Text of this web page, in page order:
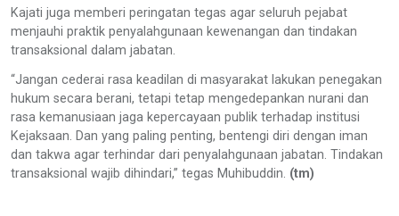
Kajati juga memberi peringatan tegas agar seluruh pejabat
menjauhi praktik penyalahgunaan kewenangan dan tindakan
transaksional dalam jabatan.
“Jangan cederai rasa keadilan di masyarakat lakukan penegakan
hukum secara berani, tetapi tetap mengedepankan nurani dan
rasa kemanusiaan jaga kepercayaan publik terhadap institusi
Kejaksaan. Dan yang paling penting, bentengi diri dengan iman
dan takwa agar terhindar dari penyalahgunaan jabatan. Tindakan
transaksional wajib dihindari,” tegas Muhibuddin. (tm)